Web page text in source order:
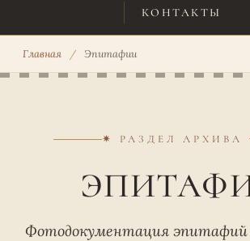
КОНТАКТЫ
Главная / Эпитафии
✷ РАЗДЕЛ АРХИВА
Фотодокументация эпитафий